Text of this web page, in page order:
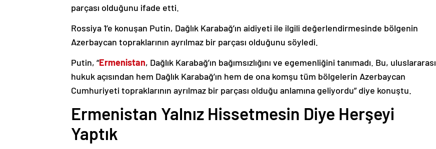
parçası olduğunu ifade etti.
Rossiya 1’e konuşan Putin, Dağlık Karabağ’ın aidiyeti ile ilgili değerlendirmesinde bölgenin
Azerbaycan topraklarının ayrılmaz bir parçası olduğunu söyledi.
Putin, “Ermenistan, Dağlık Karabağ’ın bağımsızlığını ve egemenliğini tanımadı. Bu, uluslararası
hukuk açısından hem Dağlık Karabağ’ın hem de ona komşu tüm bölgelerin Azerbaycan
Cumhuriyeti topraklarının ayrılmaz bir parçası olduğu anlamına geliyordu” diye konuştu.
Ermenistan Yalnız Hissetmesin Diye Herşeyi
Yaptık